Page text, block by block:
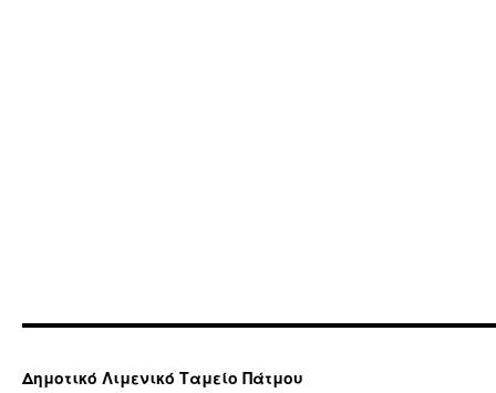
Δημοτικό Λιμενικό Ταμείο Πάτμου